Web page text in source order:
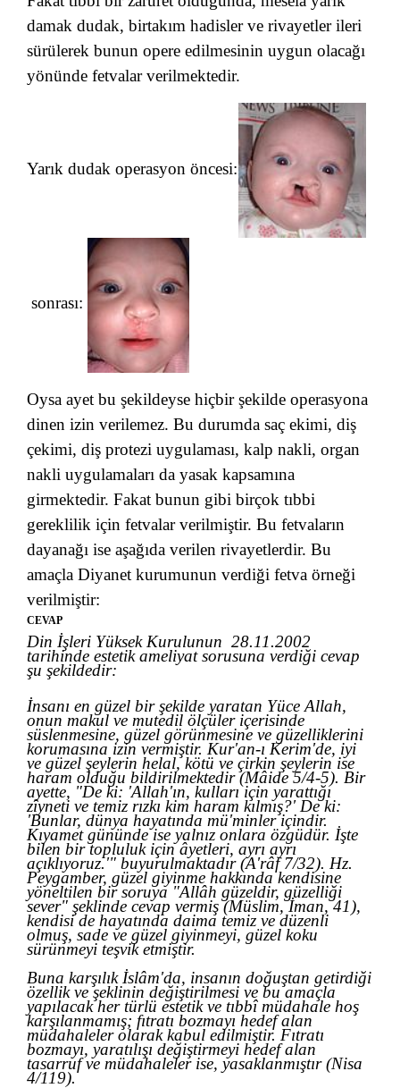
damak dudak, birtakım hadisler ve rivayetler ileri
sürülerek bunun opere edilmesinin uygun olacağı
yönünde fetvalar verilmektedir.
Yarık dudak operasyon öncesi:
sonrası:
Oysa ayet bu şekildeyse hiçbir şekilde operasyona
dinen izin verilemez. Bu durumda saç ekimi, diş
çekimi, diş protezi uygulaması, kalp nakli, organ
nakli uygulamaları da yasak kapsamına
girmektedir. Fakat bunun gibi birçok tıbbi
gereklilik için fetvalar verilmiştir. Bu fetvaların
dayanağı ise aşağıda verilen rivayetlerdir. Bu
amaçla Diyanet kurumunun verdiği fetva örneği
verilmiştir:
CEVAP
Din İşleri Yüksek Kurulunun 28.11.2002
tarihinde estetik ameliyat sorusuna verdiği cevap
şu şekildedir:
İnsanı en güzel bir şekilde yaratan Yüce Allah,
onun makul ve mutedil ölçüler içerisinde
süslenmesine, güzel görünmesine ve güzelliklerini
korumasına izin vermiştir. Kur'an-ı Kerim'de, iyi
ve güzel şeylerin helal, kötü ve çirkin şeylerin ise
haram olduğu bildirilmektedir (Mâide 5/4-5). Bir
ayette, "De ki: 'Allah'ın, kulları için yarattığı
zîyneti ve temiz rızkı kim haram kılmış?' De ki:
'Bunlar, dünya hayatında mü'minler içindir.
Kıyamet gününde ise yalnız onlara özgüdür. İşte
bilen bir topluluk için âyetleri, ayrı ayrı
açıklıyoruz.'" buyurulmaktadır (A'râf 7/32). Hz.
Peygamber, güzel giyinme hakkında kendisine
yöneltilen bir soruya "Allâh güzeldir, güzelliği
sever" şeklinde cevap vermiş (Müslim, İman, 41),
kendisi de hayatında daima temiz ve düzenli
olmuş, sade ve güzel giyinmeyi, güzel koku
sürünmeyi teşvik etmiştir.
Buna karşılık İslâm'da, insanın doğuştan getirdiği
özellik ve şeklinin değiştirilmesi ve bu amaçla
yapılacak her türlü estetik ve tıbbî müdahale hoş
karşılanmamış; fıtratı bozmayı hedef alan
müdahaleler olarak kabul edilmiştir. Fıtratı
bozmayı, yaratılışı değiştirmeyi hedef alan
tasarruf ve müdahaleler ise, yasaklanmıştır (Nisa
4/119).